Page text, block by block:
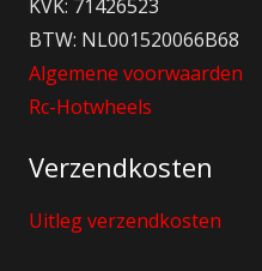
KVK: 71426523
BTW: NL001520066B68
Algemene voorwaarden
Rc-Hotwheels
Verzendkosten
Uitleg verzendkosten